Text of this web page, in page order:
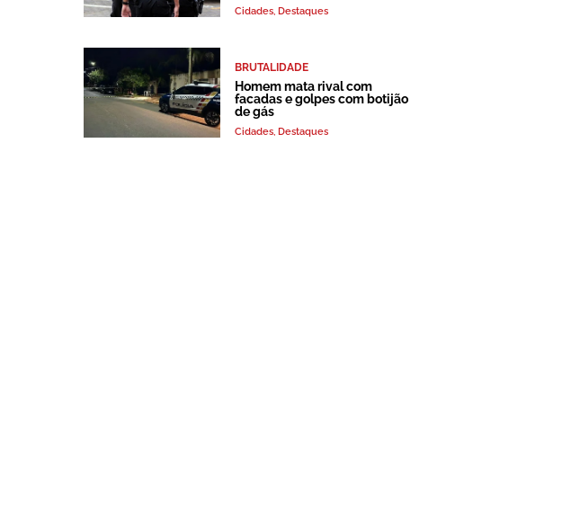
Cidades, Destaques
BRUTALIDADE
Homem mata rival com
facadas e golpes com botijão
de gás
Cidades, Destaques